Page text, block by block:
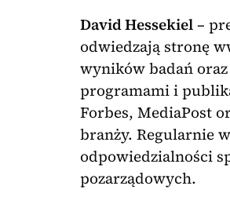
David Hessekiel–
odwiedzają stronę
wyników badań
programami i
Forbes, MediaPost
branży. Regularnie
odpowiedzialności
pozarządowych.